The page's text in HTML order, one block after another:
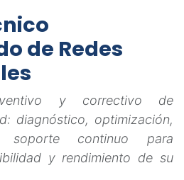
de Redes
y correctivo de
diagnóstico, optimización,
soporte continuo para
y rendimiento de su